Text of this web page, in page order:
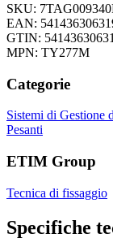
SKU:
EAN:
GTIN:
MPN: TY277M
Categorie
Sistemi di Gestione
Pesanti
ETIM Group
Tecnica di fissaggio
Specifiche